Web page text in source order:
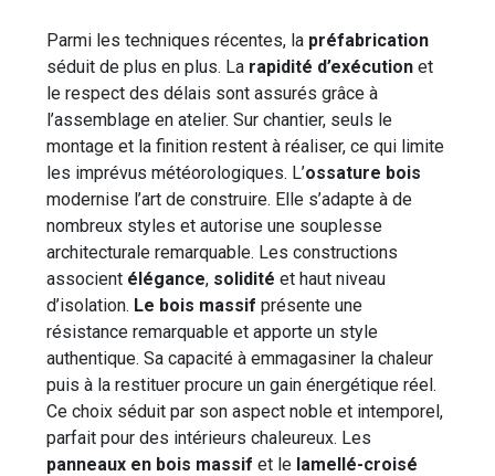
Parmi les techniques récentes, la préfabrication
séduit de plus en plus. La rapidité d’exécution et
le respect des délais sont assurés grâce à
l’assemblage en atelier. Sur chantier, seuls le
montage et la finition restent à réaliser, ce qui limite
les imprévus météorologiques. L’ossature bois
modernise l’art de construire. Elle s’adapte à de
nombreux styles et autorise une souplesse
architecturale remarquable. Les constructions
associent élégance, solidité et haut niveau
d’isolation. Le bois massif présente une
résistance remarquable et apporte un style
authentique. Sa capacité à emmagasiner la chaleur
puis à la restituer procure un gain énergétique réel.
Ce choix séduit par son aspect noble et intemporel,
parfait pour des intérieurs chaleureux. Les
panneaux en bois massif et le lamellé-croisé